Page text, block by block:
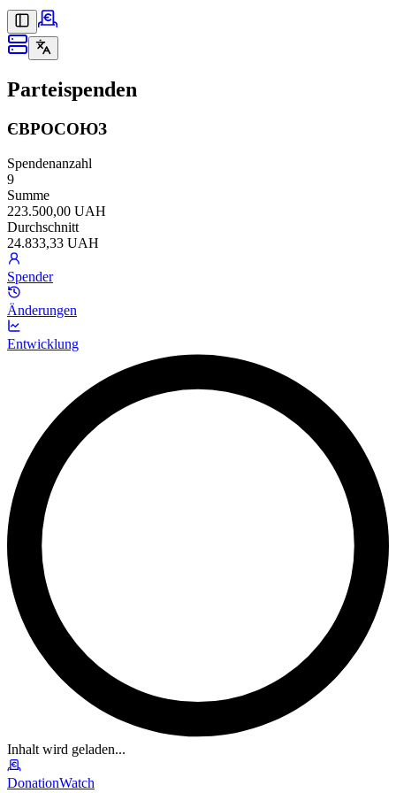
Parteispenden
ЄВРОСОЮЗ
Spendenanzahl
9
Summe
223.500,00 UAH
Durchschnitt
24.833,33 UAH
Spender
Änderungen
Entwicklung
Inhalt wird geladen...
DonationWatch